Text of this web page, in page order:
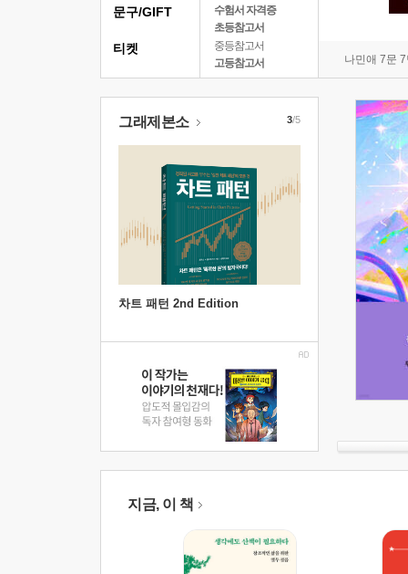
수험서 자격증
초등참고서
중등참고서
고등참고서
나민애 7문
문구/GIFT
티켓
그래제본소
차트 패턴 2nd Edition
3/5
지금, 이 책